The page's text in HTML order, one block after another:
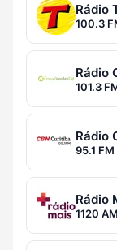
Rádio
100.3
Rádio
101.3
Rádio
95.1 FM
Rádio
1120 AM